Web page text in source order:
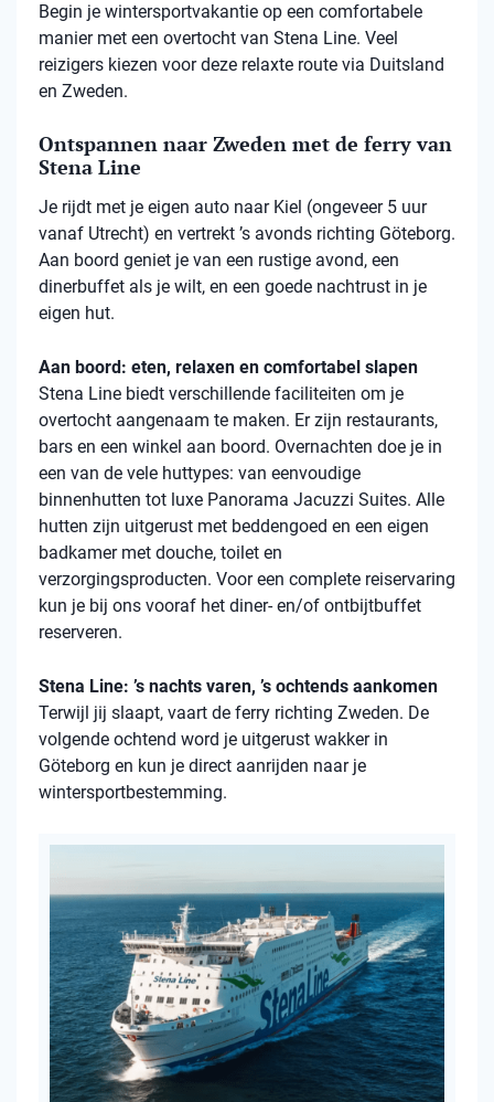
Begin je wintersportvakantie op een comfortabele
manier met een overtocht van Stena Line. Veel
reizigers kiezen voor deze relaxte route via Duitsland
en Zweden.
Ontspannen naar Zweden met de ferry van
Stena Line
Je rijdt met je eigen auto naar Kiel (ongeveer 5 uur
vanaf Utrecht) en vertrekt ’s avonds richting Göteborg.
Aan boord geniet je van een rustige avond, een
dinerbuffet als je wilt, en een goede nachtrust in je
eigen hut.
Aan boord: eten, relaxen en comfortabel slapen
Stena Line biedt verschillende faciliteiten om je
overtocht aangenaam te maken. Er zijn restaurants,
bars en een winkel aan boord. Overnachten doe je in
een van de vele huttypes: van eenvoudige
binnenhutten tot luxe Panorama Jacuzzi Suites. Alle
hutten zijn uitgerust met beddengoed en een eigen
badkamer met douche, toilet en
verzorgingsproducten. Voor een complete reiservaring
kun je bij ons vooraf het diner- en/of ontbijtbuffet
reserveren.
Stena Line: ’s nachts varen, ’s ochtends aankomen
Terwijl jij slaapt, vaart de ferry richting Zweden. De
volgende ochtend word je uitgerust wakker in
Göteborg en kun je direct aanrijden naar je
wintersportbestemming.